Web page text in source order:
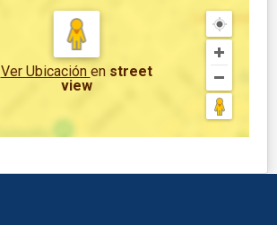
Ver Ubicación en street
view